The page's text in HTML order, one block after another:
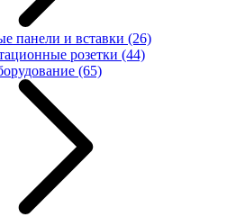
панели и вставки (26)
розетки (44)
(65)